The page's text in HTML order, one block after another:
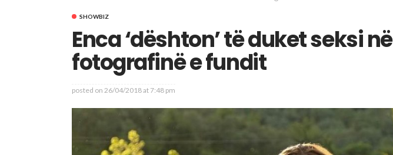
SHOWBIZ
Enca ‘dështon’ të duket seksi në
fotografinë e fundit
posted on 26/04/2018 at 7:48 pm